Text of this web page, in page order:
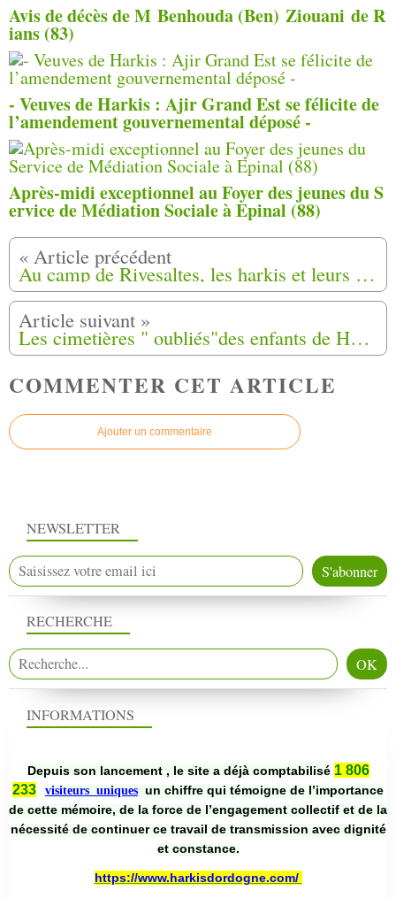
Avis de décès de M Benhouda (Ben) Ziouani de R
ians (83)
- Veuves de Harkis : Ajir Grand Est se félicite de
l’amendement gouvernemental déposé -
Après-midi exceptionnel au Foyer des jeunes du S
ervice de Médiation Sociale à Epinal (88)
Au camp de Rivesaltes, les harkis et leurs descendants réclament la reconnaissance de leur histoire
Les cimetières " oubliés"des enfants de Harkis en Occitanie
COMMENTER CET ARTICLE
Ajouter un commentaire
NEWSLETTER
RECHERCHE
INFORMATIONS
Depuis son lancement , le site a déjà comptabilisé 1 806
233
visiteurs uniques un chiffre qui témoigne de l’importance
de cette mémoire, de la force de l’engagement collectif et de la
nécessité de continuer ce travail de transmission avec dignité
et constance.
https://www.harkisdordogne.com/